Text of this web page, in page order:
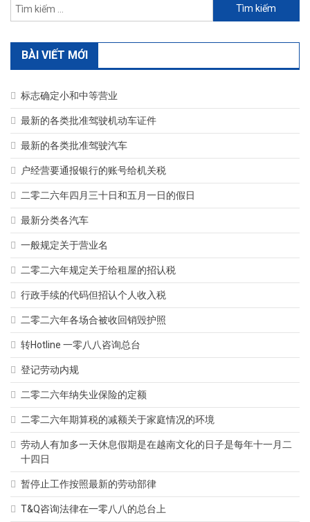
kiếm
BÀI VIẾT MỚI
标志确定小和中等营业
最新的各类批准驾驶机动车证件
最新的各类批准驾驶汽车
户经营要通报银行的账号给机关税
二零二六年四月三十日和五月一日的假日
最新分类各汽车
一般规定关于营业名
二零二六年规定关于给租屋的招认税
行政手续的代码但招认个人收入税
二零二六年各场合被收回销毁护照
转Hotline 一零八八咨询总台
登记劳动内规
二零二六年纳失业保险的定额
二零二六年期算税的减额关于家庭情况的环境
劳动人有加多一天休息假期是在越南文化的日子是每年十一月二
十四日
暂停止工作按照最新的劳动部律
T&Q咨询法律在一零八八的总台上